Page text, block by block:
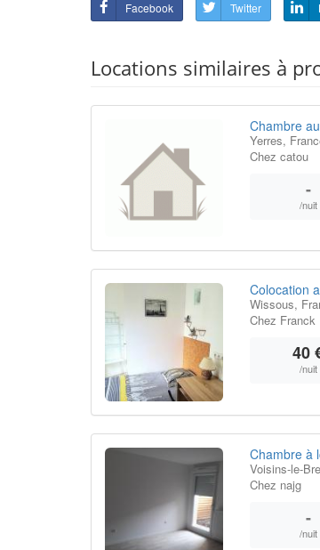
Facebook Twitter
Locations similaires à
Chambre
Yerres,
Chez catou
-
/nuit
Colocation
Wissous,
Chez Franck
40
/nuit
Chambre à
Voisins-le-
Chez najg
-
/nuit